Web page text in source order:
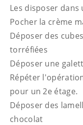
Les disposer dans
Pocher la crème
Déposer des
torréfiées
Déposer une
Répéter
pour un 2e étage.
Déposer des
chocolat